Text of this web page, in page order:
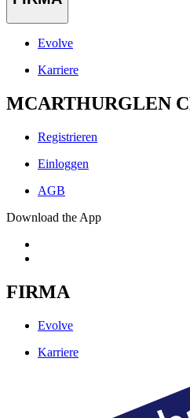
Evolve
Karriere
MCARTHURGLEN
Registrieren
Einloggen
AGB
Download the App
FIRMA
Evolve
Karriere